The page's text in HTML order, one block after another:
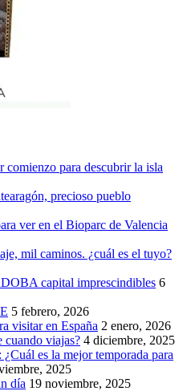
comienzo para descubrir la isla
precioso pueblo
ver en el Bioparc de Valencia
mil caminos. ¿cuál es el tuyo?
capital imprescindibles 6
5 febrero, 2026
visitar en España 2 enero, 2026
cuando viajas? 4 diciembre, 2025
es la mejor temporada para
2025
día 19 noviembre, 2025